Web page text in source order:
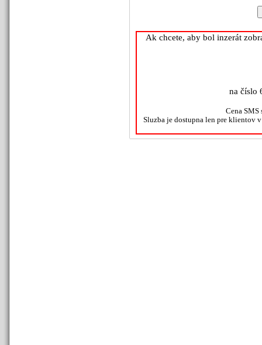
Ak chcete, aby bol inzerát
na číslo
Cena SMS
Sluzba je dostupna len pre klientov